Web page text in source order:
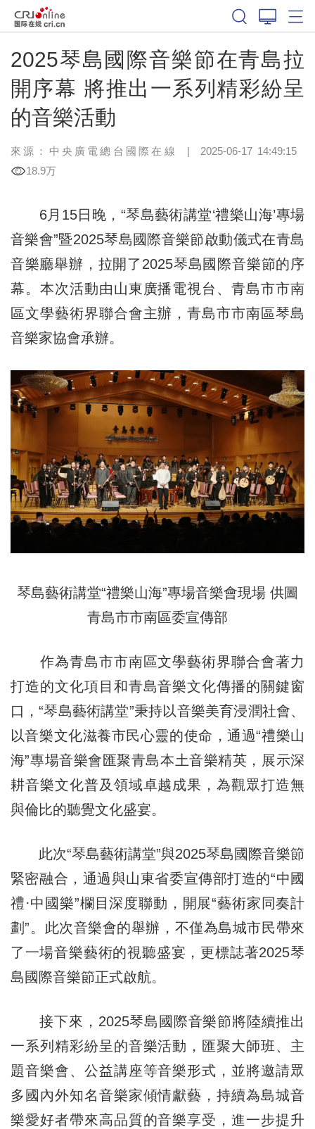
2025琴島國際音樂節在青島拉
開序幕 將推出一系列精彩紛呈
的音樂活動
來源：中央廣電總台國際在線 | 2025-06-17 14:49:15
18.9万
6月15日晚，“琴島藝術講堂‘禮樂山海’專場
音樂會”暨2025琴島國際音樂節啟動儀式在青島
音樂廳舉辦，拉開了2025琴島國際音樂節的序
幕。本次活動由山東廣播電視台、青島市市南
區文學藝術界聯合會主辦，青島市市南區琴島
音樂家協會承辦。
琴島藝術講堂“禮樂山海”專場音樂會現場 供圖
青島市市南區委宣傳部
作為青島市市南區文學藝術界聯合會著力
打造的文化項目和青島音樂文化傳播的關鍵窗
口，“琴島藝術講堂”秉持以音樂美育浸潤社會、
以音樂文化滋養市民心靈的使命，通過“禮樂山
海”專場音樂會匯聚青島本土音樂精英，展示深
耕音樂文化普及領域卓越成果，為觀眾打造無
與倫比的聽覺文化盛宴。
此次“琴島藝術講堂”與2025琴島國際音樂節
緊密融合，通過與山東省委宣傳部打造的“中國
禮·中國樂”欄目深度聯動，開展“藝術家同奏計
劃”。此次音樂會的舉辦，不僅為島城市民帶來
了一場音樂藝術的視聽盛宴，更標誌著2025琴
島國際音樂節正式啟航。
接下來，2025琴島國際音樂節將陸續推出
一系列精彩紛呈的音樂活動，匯聚大師班、主
題音樂會、公益講座等音樂形式，並將邀請眾
多國內外知名音樂家傾情獻藝，持續為島城音
樂愛好者帶來高品質的音樂享受，進一步提升